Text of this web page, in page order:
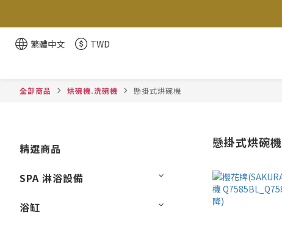
繁體中文
TWD
全部商品 烘碗機.洗碗機 懸掛式烘碗機
精選商品
SPA 淋浴設備
浴缸
懸掛式烘碗機